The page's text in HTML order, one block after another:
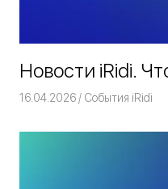
Новости iRidi.
16.04.2026 Команда iRidium
События iRidi